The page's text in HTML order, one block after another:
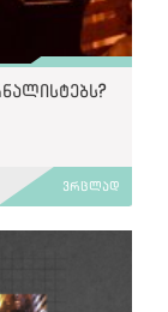
ვრცლად